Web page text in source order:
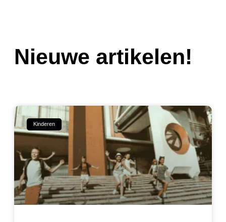
Nieuwe artikelen!
Kinderen